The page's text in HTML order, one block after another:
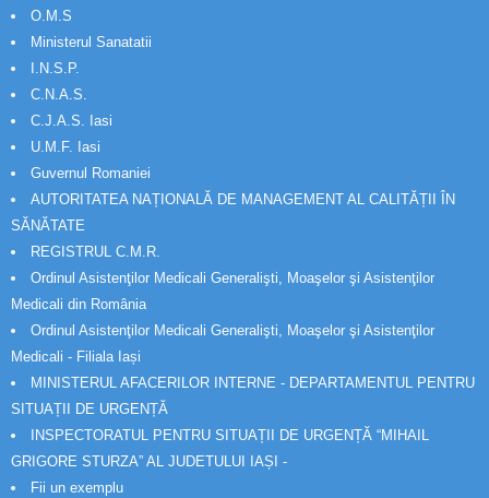
O.M.S
Ministerul Sanatatii
I.N.S.P.
C.N.A.S.
C.J.A.S. Iasi
U.M.F. Iasi
Guvernul Romaniei
AUTORITATEA NAȚIONALĂ DE MANAGEMENT AL CALITĂȚII ÎN
SĂNĂTATE
REGISTRUL C.M.R.
Ordinul Asistenţilor Medicali Generalişti, Moaşelor şi Asistenţilor
Medicali din România
Ordinul Asistenţilor Medicali Generalişti, Moaşelor şi Asistenţilor
Medicali - Filiala Iași
MINISTERUL AFACERILOR INTERNE - DEPARTAMENTUL PENTRU
SITUAȚII DE URGENȚĂ
INSPECTORATUL PENTRU SITUAȚII DE URGENȚĂ “MIHAIL
GRIGORE STURZA” AL JUDETULUI IAȘI -
Fii un exemplu